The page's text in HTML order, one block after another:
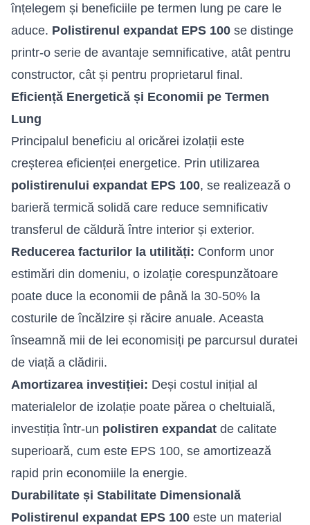
înțelegem și beneficiile pe termen lung pe care le
aduce. Polistirenul expandat EPS 100 se distinge
printr-o serie de avantaje semnificative, atât pentru
constructor, cât și pentru proprietarul final.
Eficiență Energetică și Economii pe Termen
Lung
Principalul beneficiu al oricărei izolații este
creșterea eficienței energetice. Prin utilizarea
polistirenului expandat EPS 100, se realizează o
barieră termică solidă care reduce semnificativ
transferul de căldură între interior și exterior.
Reducerea facturilor la utilități: Conform unor
estimări din domeniu, o izolație corespunzătoare
poate duce la economii de până la 30-50% la
costurile de încălzire și răcire anuale. Aceasta
înseamnă mii de lei economisiți pe parcursul duratei
de viață a clădirii.
Amortizarea investiției: Deși costul inițial al
materialelor de izolație poate părea o cheltuială,
investiția într-un polistiren expandat de calitate
superioară, cum este EPS 100, se amortizează
rapid prin economiile la energie.
Durabilitate și Stabilitate Dimensională
Polistirenul expandat EPS 100 este un material